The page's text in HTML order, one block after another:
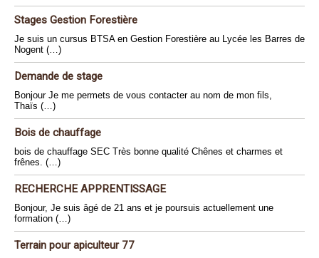
Stages Gestion Forestière
Je suis un cursus BTSA en Gestion Forestière au Lycée les Barres de
Nogent (…)
Demande de stage
Bonjour Je me permets de vous contacter au nom de mon fils,
Thaïs (…)
Bois de chauffage
bois de chauffage SEC Très bonne qualité Chênes et charmes et
frênes. (…)
RECHERCHE APPRENTISSAGE
Bonjour, Je suis âgé de 21 ans et je poursuis actuellement une
formation (…)
Terrain pour apiculteur 77